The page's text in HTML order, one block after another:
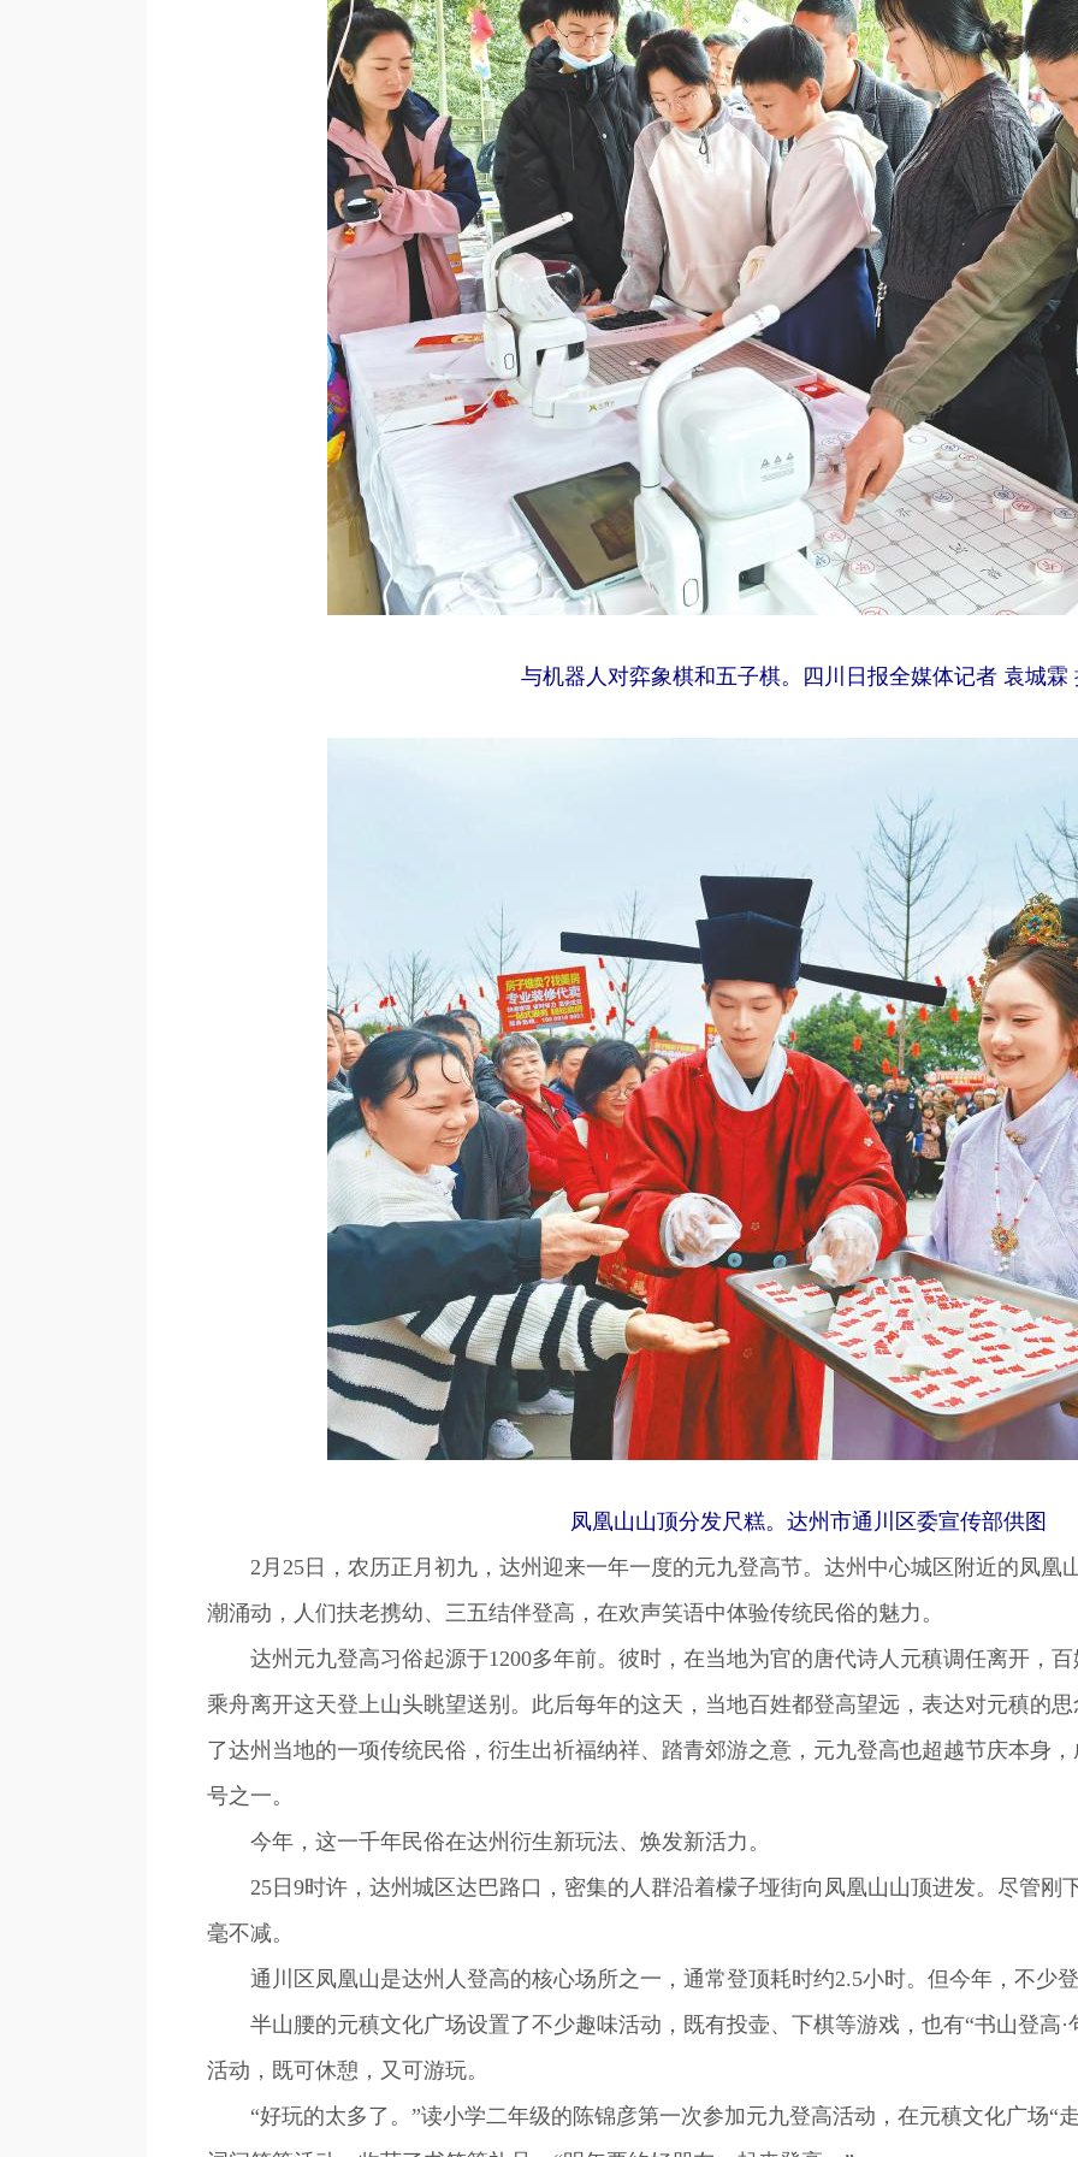
与机器人对弈象棋和五子棋。四川日报全媒体记者 袁城霖
凤凰山山顶分发尺糕。达州市通川区委宣传部供图
2月25日，农历正月初九，达州迎来一年一度的元九登高节。达州中心城区附近的凤凰
潮涌动，人们扶老携幼、三五结伴登高，在欢声笑语中体验传统民俗的魅力。
达州元九登高习俗起源于1200多年前。彼时，在当地为官的唐代诗人元稹调任离开，百
乘舟离开这天登上山头眺望送别。此后每年的这天，当地百姓都登高望远，表达对元稹的
了达州当地的一项传统民俗，衍生出祈福纳祥、踏青郊游之意，元九登高也超越节庆本身
号之一。
今年，这一千年民俗在达州衍生新玩法、焕发新活力。
25日9时许，达州城区达巴路口，密集的人群沿着檬子垭街向凤凰山山顶进发。尽管刚
毫不减。
通川区凤凰山是达州人登高的核心场所之一，通常登顶耗时约2.5小时。但今年，不少
半山腰的元稹文化广场设置了不少趣味活动，既有投壶、下棋等游戏，也有“书山登高·
活动，既可休憩，又可游玩。
“好玩的太多了。”读小学二年级的陈锦彦第一次参加元九登高活动，在元稹文化广场“